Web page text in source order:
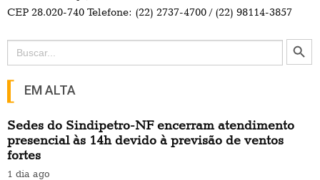
CEP 28.020-740 Telefone: (22) 2737-4700 / (22) 98114-3857
Search
for:
Search Button
EM ALTA
Sedes do Sindipetro-NF encerram atendimento
presencial às 14h devido à previsão de ventos
fortes
1 dia ago